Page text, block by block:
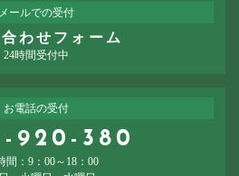
メールでの受付
わせフォーム
24時間受付中
お電話の受付
920-380
間：9：00～18：00